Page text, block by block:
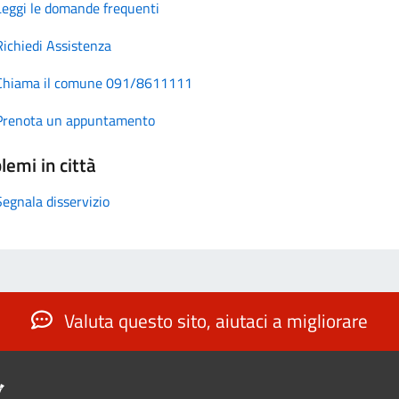
le domande frequenti
Assistenza
il comune 091/8611111
un appuntamento
in città
disservizio
Valuta questo sito, aiutaci a migliorare